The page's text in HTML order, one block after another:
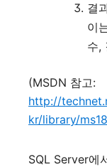
결
이
수,
(MSDN 참고:
http://
kr/library/
SQL Server에